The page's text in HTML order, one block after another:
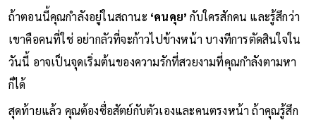
เติบโตไปด้วยกัน
ถ้าตอนนี้คุณกำลังอยู่ในสถานะ‘คนคุย’กับใครสักคน และรู้สึกว่า
เขาคือคนที่ใช่ อย่ากลัวที่จะก้าวไปข้างหน้า บางทีการตัดสินใจใน
วันนี้ อาจเป็นจุดเริ่มต้นของความรักที่สวยงามที่คุณกำลังตามหา
ก็ได้